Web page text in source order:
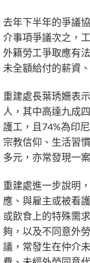
去年下半年的爭議
介事項爭議次之，
外籍勞工爭取應有
未全額給付的薪資
重建處長葉琇姍表
人，其中高達九成
護工，且74%為印
宗教信仰、生活習
多元，亦常發現一
重建處進一步說明
應、與雇主或被看
或飲食上的特殊需
夠，以及不同意外
議，常發生在仲介